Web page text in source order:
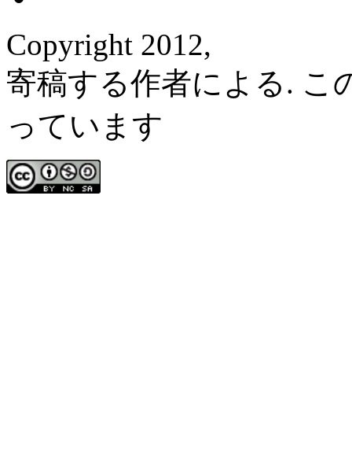
Copyright 2012,
寄稿する作者による. こ
っています